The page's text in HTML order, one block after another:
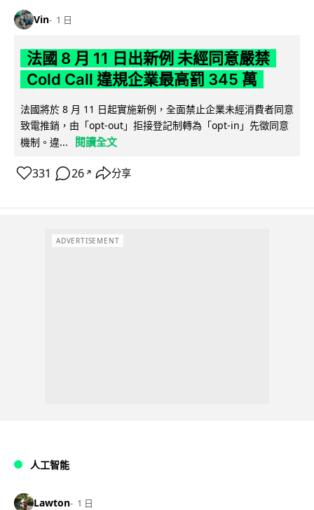
Vin 1 日
法國 8 月 11 日出新例 未經同意嚴禁
Cold Call 違規企業最高罰 345 萬
法國將於 8 月 11 日起實施新例，全面禁止企業未經消費者同意
致電推銷，由「opt-out」拒接登記制轉為「opt-in」先徵同意
機制。違...
閱讀全文
331 26 ↗ 分享
ADVERTISEMENT
人工智能
Lawton 1 日